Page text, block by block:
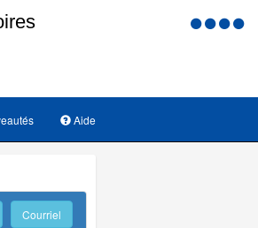
Menu
Aide
Courriel